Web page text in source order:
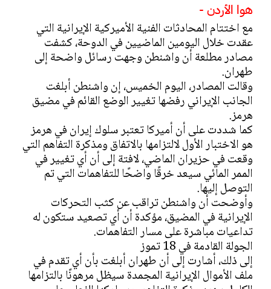
هوا الأردن -
مع اختتام المحادثات الفنية الأميركية الإيرانية التي
عقدت خلال اليومين الماضيين في الدوحة، كشفت
مصادر مطلعة أن واشنطن وجهت رسائل واضحة إلى
طهران.
وقالت المصادر، اليوم الخميس، إن واشنطن أبلغت
الجانب الإيراني رفضها تغيير الوضع القائم في مضيق
هرمز.
كما شددت على أن أميركا تعتبر سلوك إيران في هرمز
هو الاختبار الأول لالتزامها بالاتفاق ومذكرة التفاهم التي
وقعت في حزيران الماضي، لافتة إلى أن أي تغيير في
الممر المائي سيعد خرقًا واضحًا للتفاهمات التي تم
التوصل إليها.
وأوضحت أن واشنطن تراقب عن كثب التحركات
الإيرانية في المضيق، مؤكدة أن أي تصعيد ستكون له
تداعيات مباشرة على مسار التفاهمات.
الجولة القادمة في 18 تموز
إلى ذلك، أشارت إلى أن طهران أبلغت بأن أي تقدم في
ملف الأموال الإيرانية المجمدة سيظل مرهونًا بالتزامها